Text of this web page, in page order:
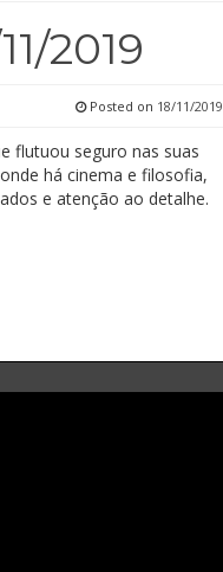
2019
Posted on 18/11/2019
flutuou seguro nas suas
há cinema e filosofia,
e atenção ao detalhe.